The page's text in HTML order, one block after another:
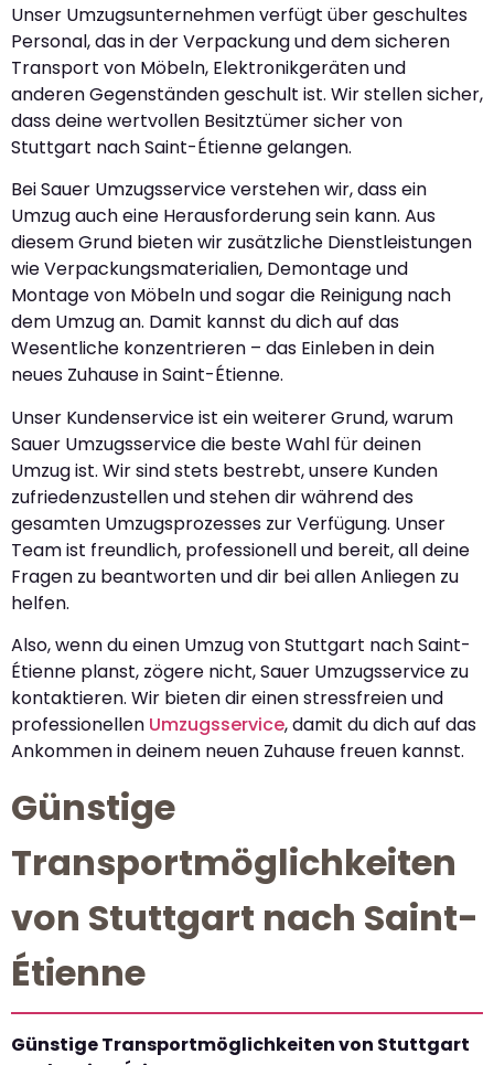
Unser Umzugsunternehmen verfügt über geschultes
Personal, das in der Verpackung und dem sicheren
Transport von Möbeln, Elektronikgeräten und
anderen Gegenständen geschult ist. Wir stellen sicher,
dass deine wertvollen Besitztümer sicher von
Stuttgart nach Saint-Étienne gelangen.
Bei Sauer Umzugsservice verstehen wir, dass ein
Umzug auch eine Herausforderung sein kann. Aus
diesem Grund bieten wir zusätzliche Dienstleistungen
wie Verpackungsmaterialien, Demontage und
Montage von Möbeln und sogar die Reinigung nach
dem Umzug an. Damit kannst du dich auf das
Wesentliche konzentrieren – das Einleben in dein
neues Zuhause in Saint-Étienne.
Unser Kundenservice ist ein weiterer Grund, warum
Sauer Umzugsservice die beste Wahl für deinen
Umzug ist. Wir sind stets bestrebt, unsere Kunden
zufriedenzustellen und stehen dir während des
gesamten Umzugsprozesses zur Verfügung. Unser
Team ist freundlich, professionell und bereit, all deine
Fragen zu beantworten und dir bei allen Anliegen zu
helfen.
Also, wenn du einen Umzug von Stuttgart nach Saint-
Étienne planst, zögere nicht, Sauer Umzugsservice zu
kontaktieren. Wir bieten dir einen stressfreien und
professionellen Umzugsservice, damit du dich auf das
Ankommen in deinem neuen Zuhause freuen kannst.
Günstige
Transportmöglichkeiten
von Stuttgart nach Saint-
Étienne
Günstige Transportmöglichkeiten von Stuttgart